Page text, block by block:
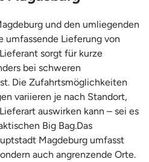
und den umliegenden
Lieferung von
sorgt für kurze
bei schweren
Die Zufahrtsmöglichkeiten
variieren je nach Standort,
auswirken kann – sei es
Big Bag.Das
Magdeburg umfasst
auch angrenzende Orte.